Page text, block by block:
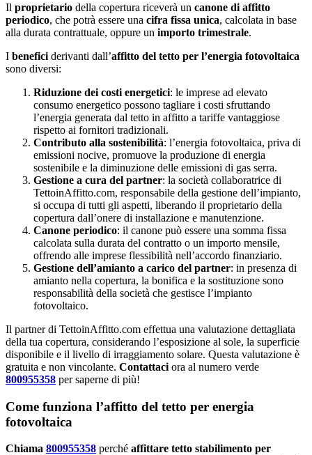
Il proprietario della copertura riceverà un canone di affitto
periodico, che potrà essere una cifra fissa unica, calcolata in base
alla durata contrattuale, oppure un importo trimestrale.
I benefici derivanti dall’affitto del tetto per l’energia fotovoltaica
sono diversi:
Riduzione dei costi energetici: le imprese ad elevato
consumo energetico possono tagliare i costi sfruttando
l’energia generata dal tetto in affitto a tariffe vantaggiose
rispetto ai fornitori tradizionali.
Contributo alla sostenibilità: l’energia fotovoltaica, priva di
emissioni nocive, promuove la produzione di energia
sostenibile e la diminuzione delle emissioni di gas serra.
Gestione a cura del partner: la società collaboratrice di
TettoinAffitto.com, responsabile della gestione dell’impianto,
si occupa di tutti gli aspetti, liberando il proprietario della
copertura dall’onere di installazione e manutenzione.
Canone periodico: il canone può essere una somma fissa
calcolata sulla durata del contratto o un importo mensile,
offrendo alle imprese flessibilità nell’accordo finanziario.
Gestione dell’amianto a carico del partner: in presenza di
amianto nella copertura, la bonifica e la sostituzione sono
responsabilità della società che gestisce l’impianto
fotovoltaico.
Il partner di TettoinAffitto.com effettua una valutazione dettagliata
della tua copertura, considerando l’esposizione al sole, la superficie
disponibile e il livello di irraggiamento solare. Questa valutazione è
gratuita e non vincolante. Contattaci ora al numero verde
800955358 per saperne di più!
Come funziona l’affitto del tetto per energia
fotovoltaica
Chiama 800955358 perché affittare tetto stabilimento per